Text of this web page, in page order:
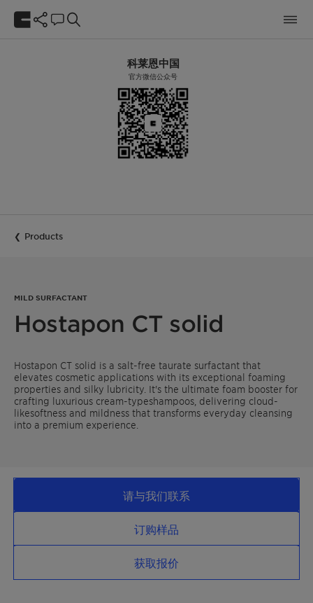
科莱恩中国
官方微信公众号
Products
MILD SURFACTANT
Hostapon CT solid
Hostapon CT solid is a salt-free taurate surfactant that
elevates cosmetic applications with its exceptional foaming
properties and silky lubricity. It's the ultimate foam booster for
crafting luxurious cream-typeshampoos, delivering cloud-
likesoftness and mildness that transforms everyday cleansing
into a premium experience.
请与我们联系
订购样品
获取报价